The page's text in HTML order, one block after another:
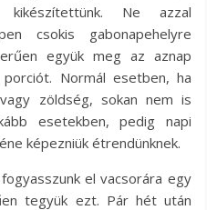
kikészítettünk. Ne azzal
csokis gabonapehelyre
együk meg az aznap
Normál esetben, ha
zöldség, sokan nem is
esetekben, pedig napi
képezniük étrendünknek.
el vacsorára egy
tegyük ezt. Pár hét után